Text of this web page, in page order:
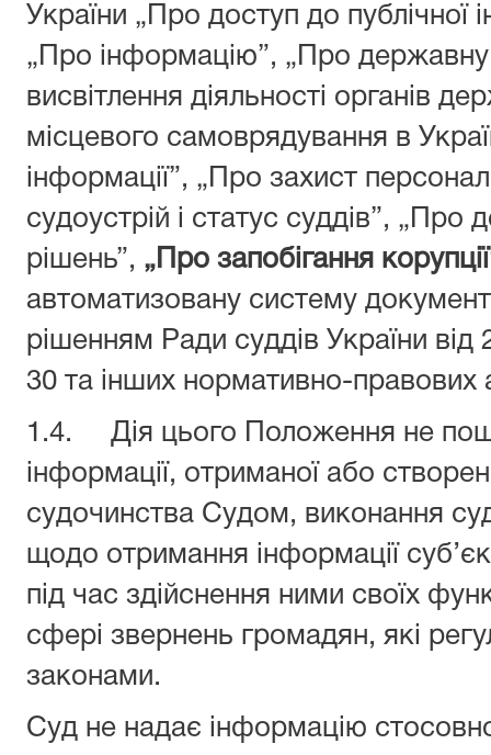
України „Про доступ до публічної
„Про інформацію”, „Про
висвітлення діяльності органів
місцевого самоврядування в
інформації”, „Про захист
судоустрій і статус суддів”, „Про
рішень”, „Про запобігання
автоматизовану систему
рішенням Ради суддів України
30 та інших нормативно-правових
1.4. Дія цього Положення не
інформації, отриманої або
судочинства Судом, виконання
щодо отримання інформації
під час здійснення ними своїх
сфері звернень громадян, які
законами.
Суд не надає інформацію